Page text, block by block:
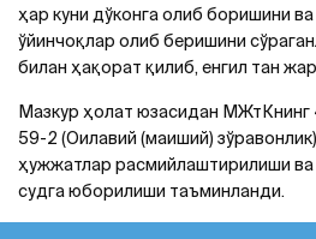
ҳар куни дўконга олиб боришини
ўйинчоқлар олиб беришини
билан ҳақорат қилиб, енгил тан
Мазкур ҳолат юзасидан МЖтКнинг
59-2 (Оилавий (маиший)
ҳужжатлар расмийлаштирилиши ва
судга юборилиши таъминланди.